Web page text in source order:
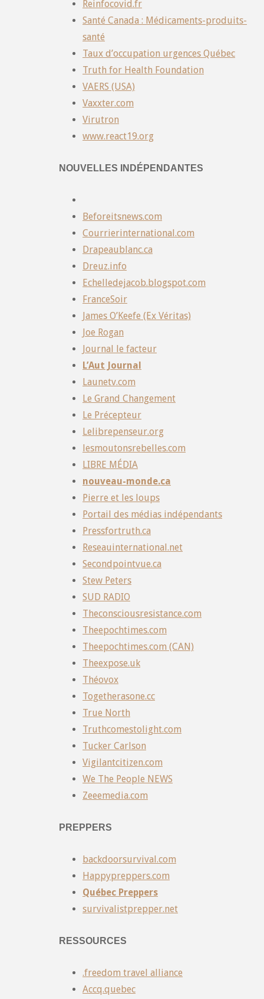
Reinfocovid.fr
Santé Canada : Médicaments-produits-
santé
Taux d’occupation urgences Québec
Truth for Health Foundation
VAERS (USA)
Vaxxter.com
Virutron
www.react19.org
NOUVELLES INDÉPENDANTES
Beforeitsnews.com
Courrierinternational.com
Drapeaublanc.ca
Dreuz.info
Echelledejacob.blogspot.com
FranceSoir
James O’Keefe (Ex Véritas)
Joe Rogan
Journal le facteur
L’Aut Journal
Launetv.com
Le Grand Changement
Le Précepteur
Lelibrepenseur.org
lesmoutonsrebelles.com
LIBRE MÉDIA
nouveau-monde.ca
Pierre et les loups
Portail des médias indépendants
Pressfortruth.ca
Reseauinternational.net
Secondpointvue.ca
Stew Peters
SUD RADIO
Theconsciousresistance.com
Theepochtimes.com
Theepochtimes.com (CAN)
Theexpose.uk
Théovox
Togetherasone.cc
True North
Truthcomestolight.com
Tucker Carlson
Vigilantcitizen.com
We The People NEWS
Zeeemedia.com
PREPPERS
backdoorsurvival.com
Happypreppers.com
Québec Preppers
survivalistprepper.net
RESSOURCES
.freedom travel alliance
Accq.quebec